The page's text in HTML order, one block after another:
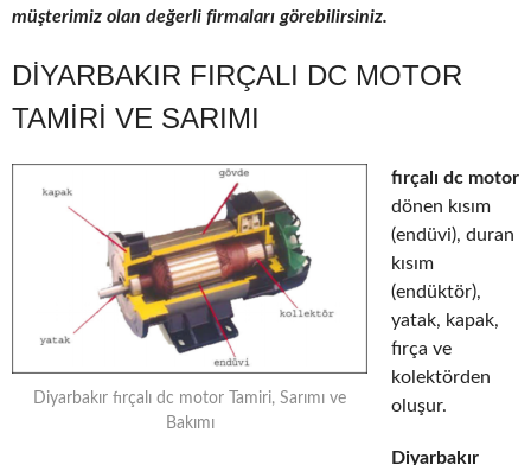
müşterimiz olan değerli firmaları görebilirsiniz.
DIYARBAKIR FIRÇALI DC MOTOR
TAMIRI VE SARIMI
Diyarbakır fırçalı dc motor Tamiri, Sarımı ve
Bakımı
fırçalı dc motor
dönen kısım
(endüvi), duran
kısım
(endüktör),
yatak, kapak,
fırça ve
kolektörden
oluşur.
Diyarbakır